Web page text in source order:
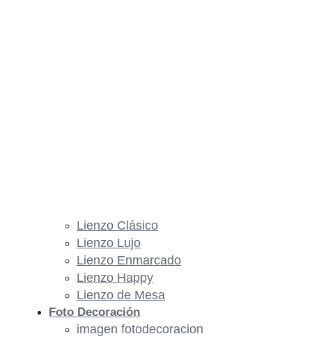
Lienzo Clásico
Lienzo Lujo
Lienzo Enmarcado
Lienzo Happy
Lienzo de Mesa
Foto Decoración
imagen fotodecoracion